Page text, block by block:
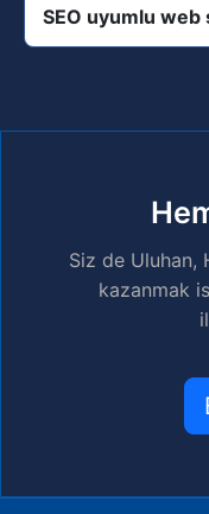
SEO uyumlu web
Siz de Uluhan,
kazanmak